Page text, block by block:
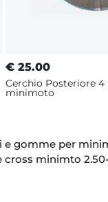
€ 25.00
Cerchio Posteriore 4
minimoto
gomme per
minimto